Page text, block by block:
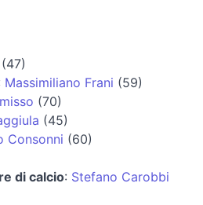
(47)
Massimiliano Frani (59)
(70)
(45)
Consonni (60)
di calcio: Stefano Carobbi